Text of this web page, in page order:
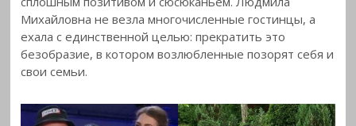
Михайловна не везла многочисленные гостинцы, а
ехала с единственной целью: прекратить это
безобразие, в котором возлюбленные позорят себя и
свои семьи.